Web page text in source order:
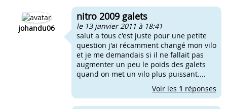
johandu06
nitro 2009 galets
le 13 janvier 2011 à 18:41
salut a tous c'est juste pour une petite
question j'ai récamment changé mon vilo
et je me demandais si il ne fallait pas
augmenter un peu le poids des galets
quand on met un vilo plus puissant....
Voir les 1 réponses